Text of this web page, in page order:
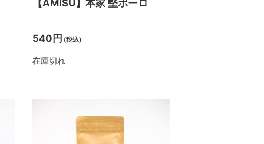
【AMISU】本家 堅ボーロ
540円 (税込)
在庫切れ